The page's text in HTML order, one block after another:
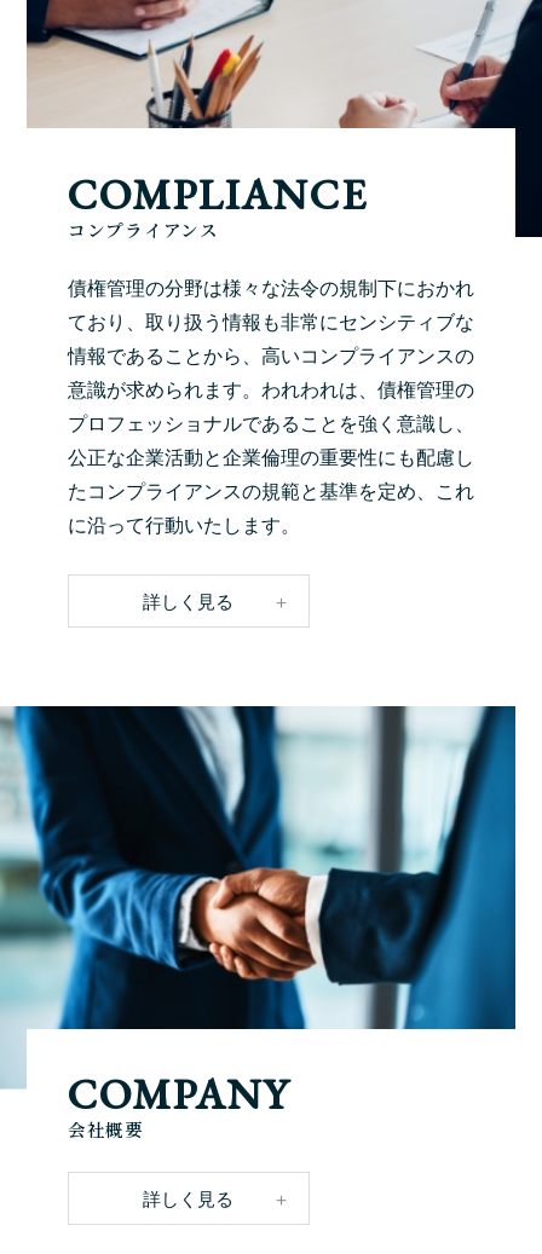
COMPLIANCE
コンプライアンス
債権管理の分野は様々な法令の規制下におかれ
ており、取り扱う情報も非常にセンシティブな
情報であることから、高いコンプライアンスの
意識が求められます。われわれは、債権管理の
プロフェッショナルであることを強く意識し、
公正な企業活動と企業倫理の重要性にも配慮し
たコンプライアンスの規範と基準を定め、これ
に沿って行動いたします。
詳しく見る
COMPANY
会社概要
詳しく見る